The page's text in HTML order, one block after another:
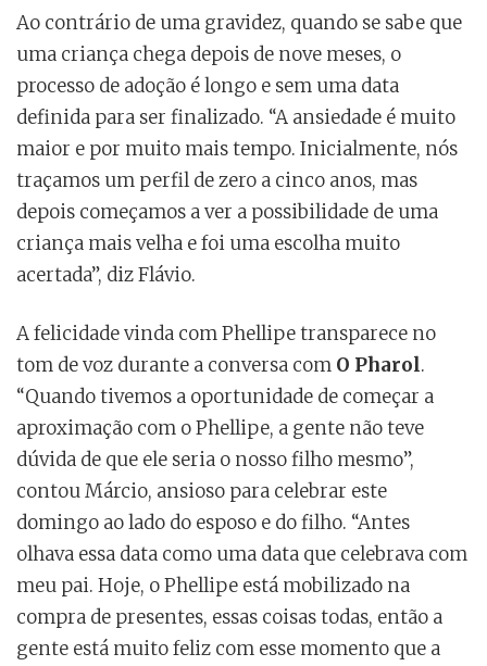
Ao contrário de uma gravidez, quando se sabe que
uma criança chega depois de nove meses, o
processo de adoção é longo e sem uma data
definida para ser finalizado. “A ansiedade é muito
maior e por muito mais tempo. Inicialmente, nós
traçamos um perfil de zero a cinco anos, mas
depois começamos a ver a possibilidade de uma
criança mais velha e foi uma escolha muito
acertada”, diz Flávio.
A felicidade vinda com Phellipe transparece no
tom de voz durante a conversa com O Pharol.
“Quando tivemos a oportunidade de começar a
aproximação com o Phellipe, a gente não teve
dúvida de que ele seria o nosso filho mesmo”,
contou Márcio, ansioso para celebrar este
domingo ao lado do esposo e do filho. “Antes
olhava essa data como uma data que celebrava com
meu pai. Hoje, o Phellipe está mobilizado na
compra de presentes, essas coisas todas, então a
gente está muito feliz com esse momento que a